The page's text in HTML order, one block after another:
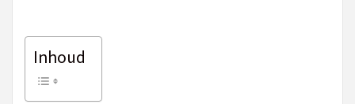
Inhoud